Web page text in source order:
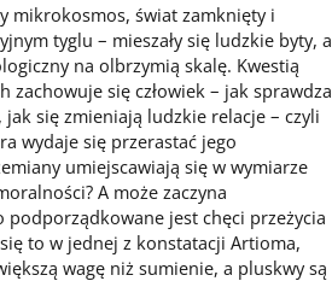
mikrokosmos, świat zamknięty i
tyglu – mieszały się ludzkie byty, a
na olbrzymią skalę. Kwestią
zachowuje się człowiek – jak sprawdza
się zmieniają ludzkie relacje – czyli
wydaje się przerastać jego
umiejscawiają się w wymiarze
A może zaczyna
jest chęci przeżycia
to w jednej z konstatacji Artioma,
wagę niż sumienie, a pluskwy są